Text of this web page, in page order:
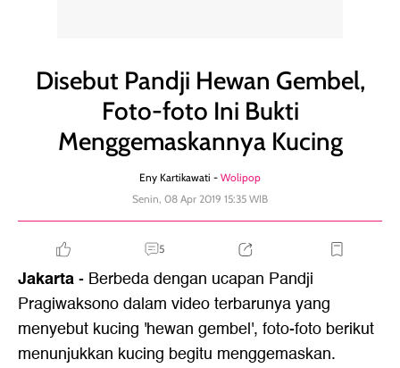
Disebut Pandji Hewan Gembel,
Foto-foto Ini Bukti
Menggemaskannya Kucing
Eny Kartikawati - Wolipop
Senin, 08 Apr 2019 15:35 WIB
5
Jakarta- Berbeda dengan ucapan Pandji
Pragiwaksono dalam video terbarunya yang
menyebut kucing 'hewan gembel', foto-foto berikut
menunjukkan kucing begitu menggemaskan.